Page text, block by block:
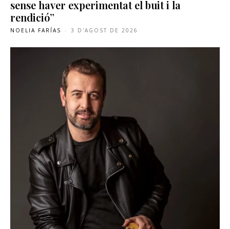
sense haver experimentat el buit i la
rendició”
NOELIA FARÍAS - 3 D'AGOST DE 2026